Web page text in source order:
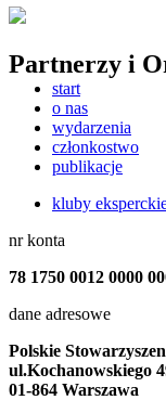
Partnerzy i
start
o nas
wydarzenia
członkostwo
publikacje
kluby
nr konta
78 1750 0012 0000
dane adresowe
Polskie
ul.Kochanowskiego
01-864 Warszawa